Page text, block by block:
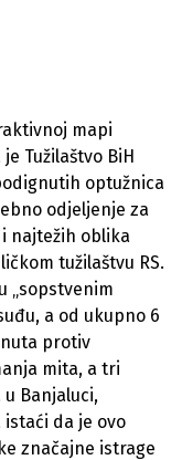
mapi
Tužilaštvo BiH
optužnica
odjeljenje za
najtežih oblika
tužilaštvu RS.
„sopstvenim
a od ukupno 6
protiv
mita, a tri
Banjaluci,
da je ovo
značajne istrage